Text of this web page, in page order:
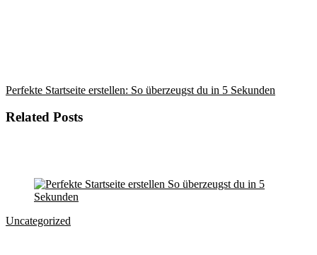
Perfekte Startseite erstellen: So überzeugst du in 5 Sekunden
Related Posts
Uncategorized